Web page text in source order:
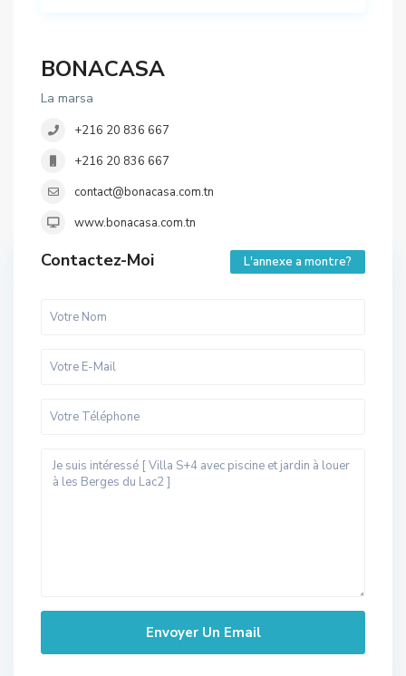
BONACASA
La marsa
+216 20 836 667
+216 20 836 667
contact@bonacasa.com.tn
www.bonacasa.com.tn
Contactez-Moi L'annexe a montre?